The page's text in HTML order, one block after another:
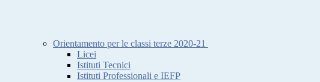
Orientamento per le classi terze 2020-21
Licei
Istituti Tecnici
Istituti Professionali e IEFP